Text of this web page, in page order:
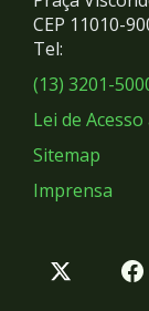
CEP 11010-
Tel:
(13) 3201-
Lei de
Sitemap
Imprensa